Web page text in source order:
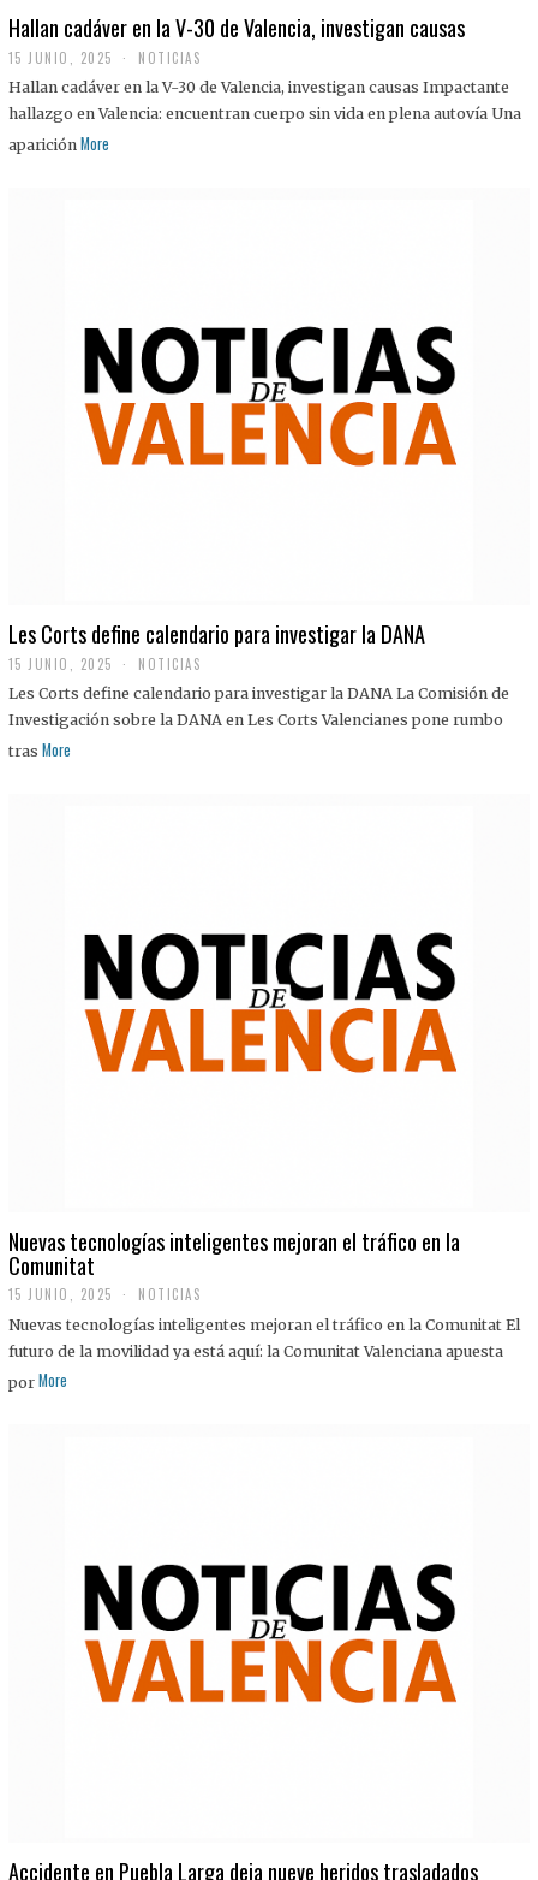
Hallan cadáver en la V-30 de Valencia, investigan causas
15 JUNIO, 2025 NOTICIAS
Hallan cadáver en la V-30 de Valencia, investigan causas Impactante
hallazgo en Valencia: encuentran cuerpo sin vida en plena autovía Una
aparición More
Les Corts define calendario para investigar la DANA
15 JUNIO, 2025 NOTICIAS
Les Corts define calendario para investigar la DANA La Comisión de
Investigación sobre la DANA en Les Corts Valencianes pone rumbo
tras More
Nuevas tecnologías inteligentes mejoran el tráfico en la
Comunitat
15 JUNIO, 2025 NOTICIAS
Nuevas tecnologías inteligentes mejoran el tráfico en la Comunitat El
futuro de la movilidad ya está aquí: la Comunitat Valenciana apuesta
por More
Accidente en Puebla Larga deja nueve heridos trasladados